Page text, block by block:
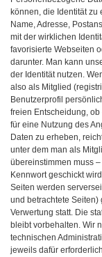
können, die Identität
Name, Adresse,
mit der wirklichen
favorisierte Webseiten
darunter. Man kann
der Identität nutzen.
also als Mitglied
Benutzerprofil
freien Entscheidung,
für eine Nutzung des
Daten zu erheben,
unter dem man als
übereinstimmen muss
Kennwort geschickt
Seiten werden
und betrachtete
Verwertung statt. Die
bleibt vorbehalten. Wir
technischen
jeweils dafür